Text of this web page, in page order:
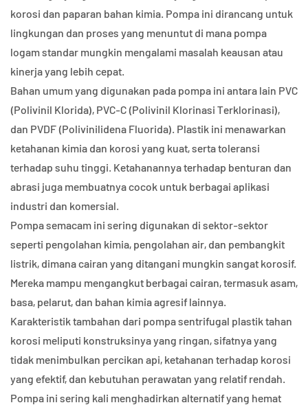
korosi dan paparan bahan kimia. Pompa ini dirancang untuk
lingkungan dan proses yang menuntut di mana pompa
logam standar mungkin mengalami masalah keausan atau
kinerja yang lebih cepat.
Bahan umum yang digunakan pada pompa ini antara lain PVC
(Polivinil Klorida), PVC-C (Polivinil Klorinasi Terklorinasi),
dan PVDF (Polivinilidena Fluorida). Plastik ini menawarkan
ketahanan kimia dan korosi yang kuat, serta toleransi
terhadap suhu tinggi. Ketahanannya terhadap benturan dan
abrasi juga membuatnya cocok untuk berbagai aplikasi
industri dan komersial.
Pompa semacam ini sering digunakan di sektor-sektor
seperti pengolahan kimia, pengolahan air, dan pembangkit
listrik, dimana cairan yang ditangani mungkin sangat korosif.
Mereka mampu mengangkut berbagai cairan, termasuk asam,
basa, pelarut, dan bahan kimia agresif lainnya.
Karakteristik tambahan dari pompa sentrifugal plastik tahan
korosi meliputi konstruksinya yang ringan, sifatnya yang
tidak menimbulkan percikan api, ketahanan terhadap korosi
yang efektif, dan kebutuhan perawatan yang relatif rendah.
Pompa ini sering kali menghadirkan alternatif yang hemat